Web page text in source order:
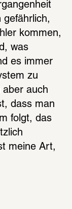
gefährlich,
kommen,
was
es immer
zu
aber auch
dass man
folgt, das
meine Art,